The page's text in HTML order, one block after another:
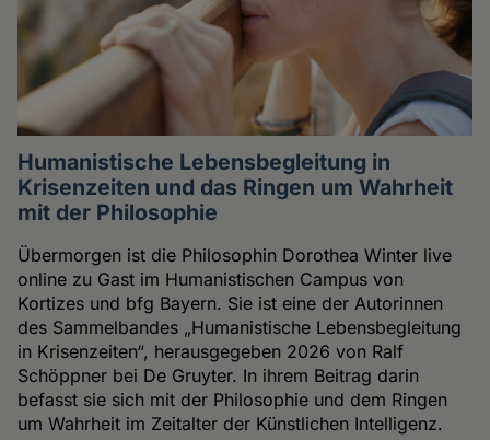
Humanistische Lebensbegleitung in
Krisenzeiten und das Ringen um Wahrheit
mit der Philosophie
Übermorgen ist die Philosophin Dorothea Winter live
online zu Gast im Humanistischen Campus von
Kortizes und bfg Bayern. Sie ist eine der Autorinnen
des Sammelbandes „Humanistische Lebensbegleitung
in Krisenzeiten“, herausgegeben 2026 von Ralf
Schöppner bei De Gruyter. In ihrem Beitrag darin
befasst sie sich mit der Philosophie und dem Ringen
um Wahrheit im Zeitalter der Künstlichen Intelligenz.